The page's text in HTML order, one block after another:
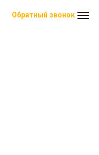
Обратный звонок